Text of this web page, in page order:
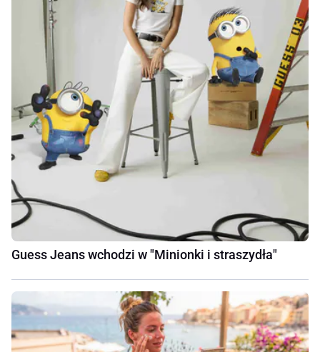
Guess Jeans wchodzi w "Minionki i straszydła"